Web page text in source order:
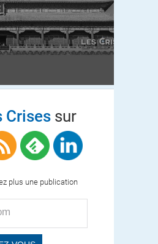
Crisessur
plus une publication